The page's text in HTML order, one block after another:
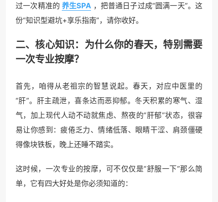
过一次精准的 养生SPA ，把普通日子过成“圆满一天”。这
份“知识型避坑+享乐指南”，请你收好。
二、核心知识：为什么你的春天，特别需要
一次专业按摩？
首先，咱得从老祖宗的智慧说起。春天，对应中医里的
“肝”。肝主疏泄，喜条达而恶抑郁。冬天积累的寒气、湿
气，加上现代人动不动就焦虑、熬夜的“肝郁”状态，很容
易让你感到：疲倦乏力、情绪低落、眼睛干涩、肩颈僵硬
得像块铁板，晚上还睡不踏实。
这时候，一次专业的按摩，可不仅仅是“舒服一下”那么简
单，它有四大好处是你必须知道的：